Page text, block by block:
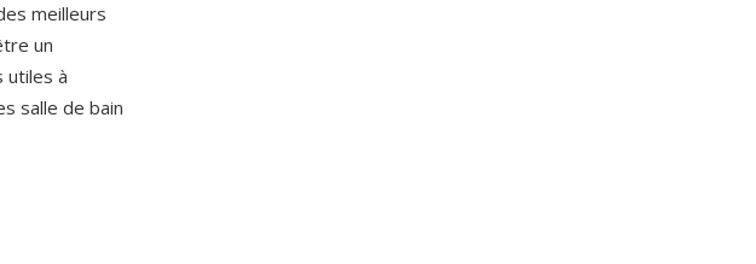
meilleurs
un
utiles à
salle de bain